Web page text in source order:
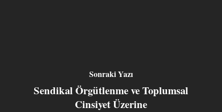
Sonraki Yazı
Sendikal Örgütlenme ve Toplumsal
Cinsiyet Üzerine